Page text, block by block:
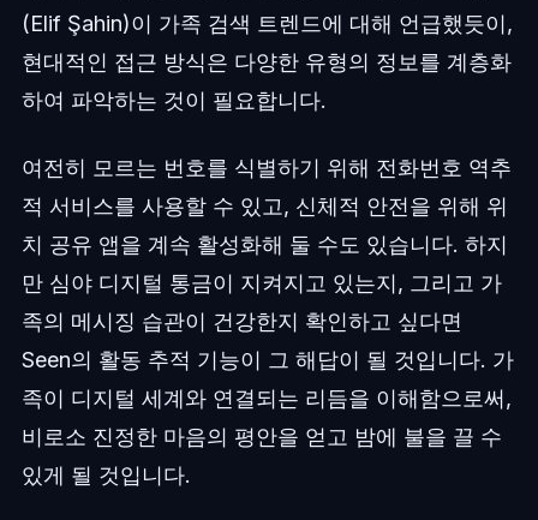
(Elif Şahin)이 가족 검색 트렌드에 대해 언급했듯이,
현대적인 접근 방식은 다양한 유형의 정보를 계층화
하여 파악하는 것이 필요합니다.
여전히 모르는 번호를 식별하기 위해 전화번호 역추
적 서비스를 사용할 수 있고, 신체적 안전을 위해 위
치 공유 앱을 계속 활성화해 둘 수도 있습니다. 하지
만 심야 디지털 통금이 지켜지고 있는지, 그리고 가
족의 메시징 습관이 건강한지 확인하고 싶다면
Seen의 활동 추적 기능이 그 해답이 될 것입니다. 가
족이 디지털 세계와 연결되는 리듬을 이해함으로써,
비로소 진정한 마음의 평안을 얻고 밤에 불을 끌 수
있게 될 것입니다.